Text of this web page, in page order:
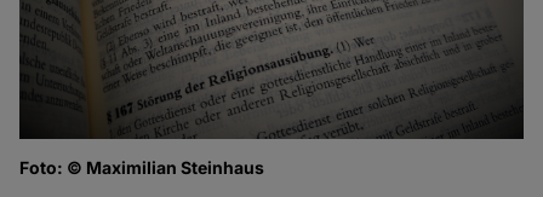
Foto: © Maximilian Steinhaus